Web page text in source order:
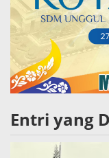
Entri yang